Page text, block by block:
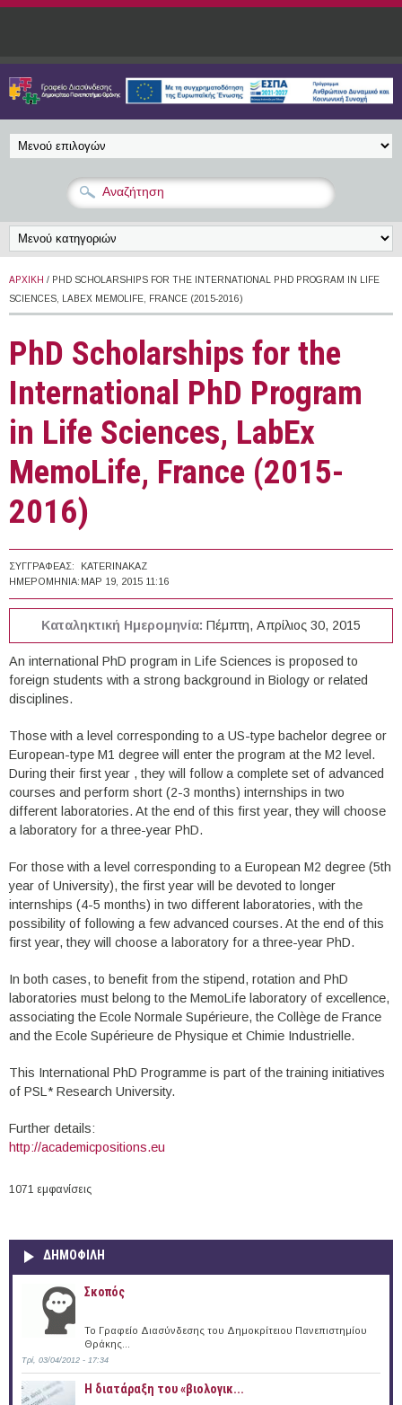
Παράκαμψη προς το κυρίως περιεχόμενο
ΑΡΧΙΚΉ / PHD SCHOLARSHIPS FOR THE INTERNATIONAL PHD PROGRAM IN LIFE
SCIENCES, LABEX MEMOLIFE, FRANCE (2015-2016)
PhD Scholarships for the
International PhD Program
in Life Sciences, LabEx
MemoLife, France (2015-
2016)
ΣΥΓΓΡΑΦΈΑΣ:
KATERINAKAZ
ΗΜΕΡΟΜΗΝΊΑ: ΜΑΡ 19, 2015 11:16
Καταληκτική Ημερομηνία: Πέμπτη, Απρίλιος 30, 2015
An international PhD program in Life Sciences is proposed to
foreign students with a strong background in Biology or related
disciplines.
Those with a level corresponding to a US-type bachelor degree or
European-type M1 degree will enter the program at the M2 level.
During their first year , they will follow a complete set of advanced
courses and perform short (2-3 months) internships in two
different laboratories. At the end of this first year, they will choose
a laboratory for a three-year PhD.
For those with a level corresponding to a European M2 degree (5th
year of University), the first year will be devoted to longer
internships (4-5 months) in two different laboratories, with the
possibility of following a few advanced courses. At the end of this
first year, they will choose a laboratory for a three-year PhD.
In both cases, to benefit from the stipend, rotation and PhD
laboratories must belong to the MemoLife laboratory of excellence,
associating the Ecole Normale Supérieure, the Collège de France
and the Ecole Supérieure de Physique et Chimie Industrielle.
This International PhD Programme is part of the training initiatives
of PSL* Research University.
Further details:
http://academicpositions.eu
1071 εμφανίσεις
ΔΗΜΟΦΙΛΗ
Σκοπός
Το Γραφείο Διασύνδεσης του Δημοκρίτειου Πανεπιστημίου
Θράκης...
Τρί, 03/04/2012 - 17:34
Η διατάραξη του «βιολογικ...